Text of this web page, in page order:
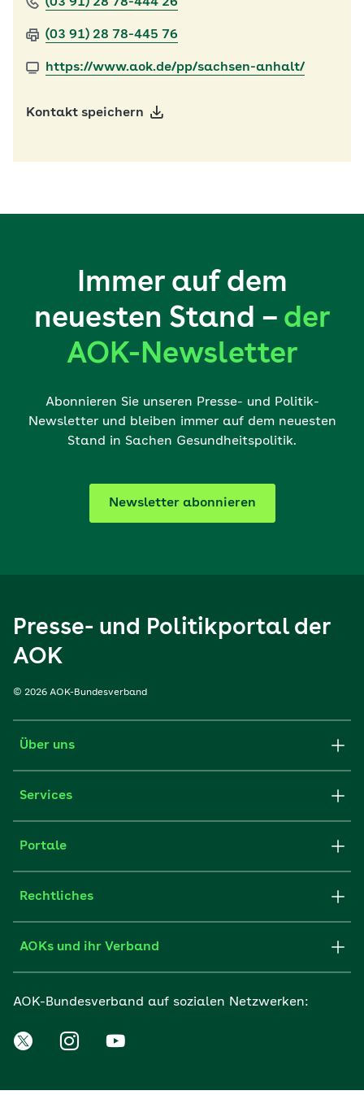
(03 91) 28 78-445 76
https://www.aok.de/pp/sachsen-anhalt/
Kontakt speichern
Immer auf dem
neuesten Stand – der
AOK-Newsletter
Abonnieren Sie unseren Presse- und Politik-
Newsletter und bleiben immer auf dem neuesten
Stand in Sachen Gesundheitspolitik.
Newsletter abonnieren
Presse- und Politikportal der
AOK
© 2026 AOK-Bundesverband
Über uns
Services
Portale
Rechtliches
AOKs und ihr Verband
AOK-Bundesverband auf sozialen Netzwerken: